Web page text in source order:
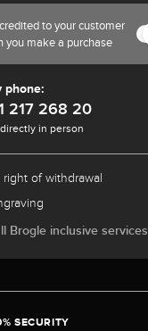
to your customer
you make a purchase
phone:
217 268 20
in person
right of withdrawal
Brogle inclusive services
SECURITY